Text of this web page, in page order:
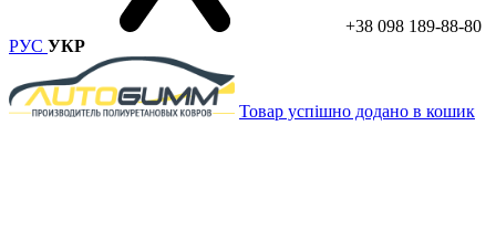
+38 098 189-88-80
РУС УКР
Товар успішно додано в кошик